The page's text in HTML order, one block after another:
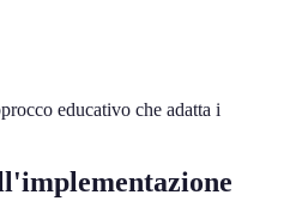
educativo che adatta i